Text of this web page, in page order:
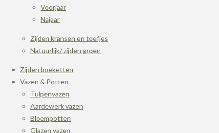
Voorjaar
Najaar
Zijden kransen en toefjes
Natuurlijk/ zijden groen
Zijden boeketten
Vazen & Potten
Tulpenvazen
Aardewerk vazen
Bloempotten
Glazen vazen